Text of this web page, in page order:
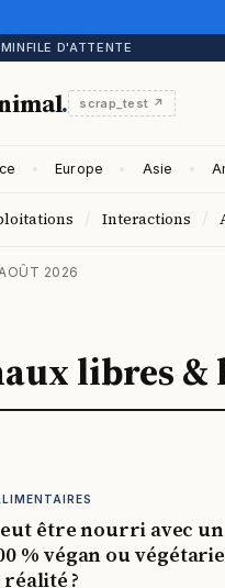
FILE D'ATTENTE
. scrap_test ↗
Europe Asie
Interactions
2026
libres
être nourri avec un
% végan ou
?